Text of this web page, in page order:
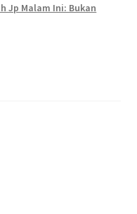
Jp Malam Ini: Bukan